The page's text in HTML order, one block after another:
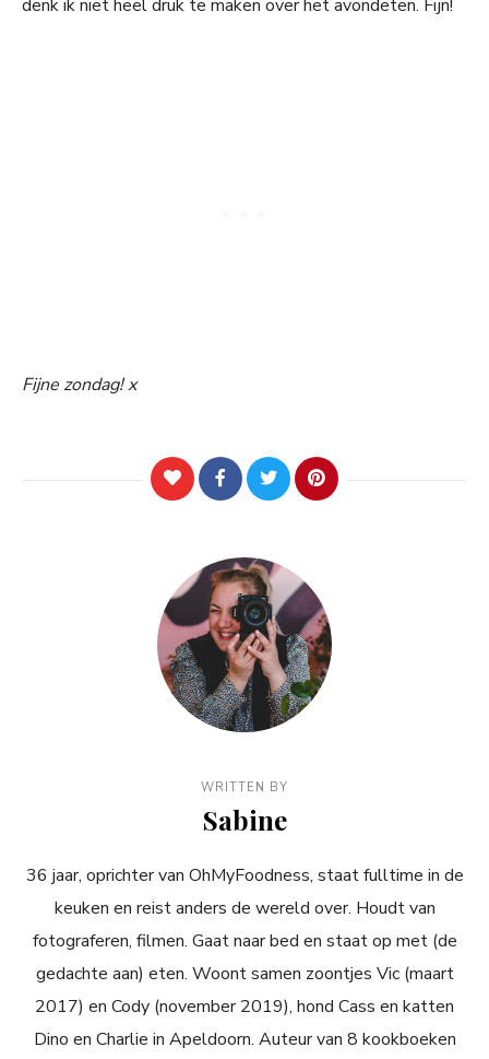
denk ik niet heel druk te maken over het avondeten. Fijn!
Fijne zondag! x
WRITTEN BY
Sabine
36 jaar, oprichter van OhMyFoodness, staat fulltime in de
keuken en reist anders de wereld over. Houdt van
fotograferen, filmen. Gaat naar bed en staat op met (de
gedachte aan) eten. Woont samen zoontjes Vic (maart
2017) en Cody (november 2019), hond Cass en katten
Dino en Charlie in Apeldoorn. Auteur van 8 kookboeken